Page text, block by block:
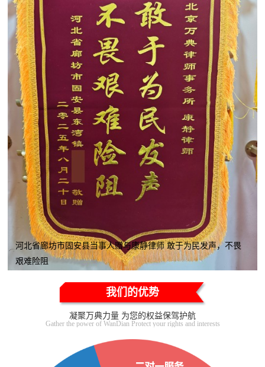
河北省廊坊市固安县当事人赠与康静律师 敢于为民发声，不畏
艰难险阻
我们的优势
凝聚万典力量 为您的权益保驾护航
Gather the power of WanDian Protect your rights and interests